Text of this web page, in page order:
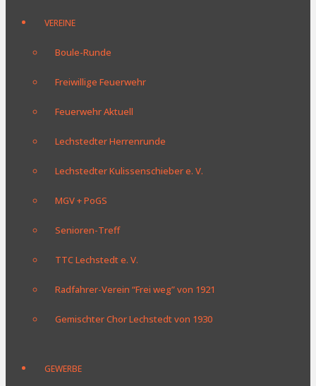
VEREINE
Boule-Runde
Freiwillige Feuerwehr
Feuerwehr Aktuell
Lechstedter Herrenrunde
Lechstedter Kulissenschieber e. V.
MGV + PoGS
Senioren-Treff
TTC Lechstedt e. V.
Radfahrer-Verein “Frei weg” von 1921
Gemischter Chor Lechstedt von 1930
GEWERBE